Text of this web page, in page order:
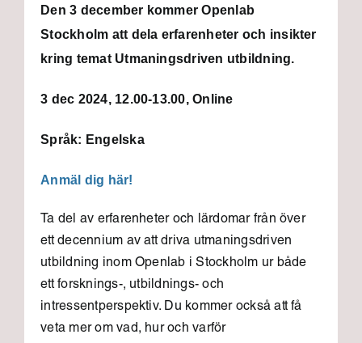
Den 3 december kommer Openlab
Stockholm att dela erfarenheter och insikter
kring temat Utmaningsdriven utbildning.
3 dec 2024, 12.00-13.00, Online
Språk: Engelska
Anmäl dig här!
Ta del av erfarenheter och lärdomar från över
ett decennium av att driva utmaningsdriven
utbildning inom Openlab i Stockholm ur både
ett forsknings-, utbildnings- och
intressentperspektiv. Du kommer också att få
veta mer om vad, hur och varför